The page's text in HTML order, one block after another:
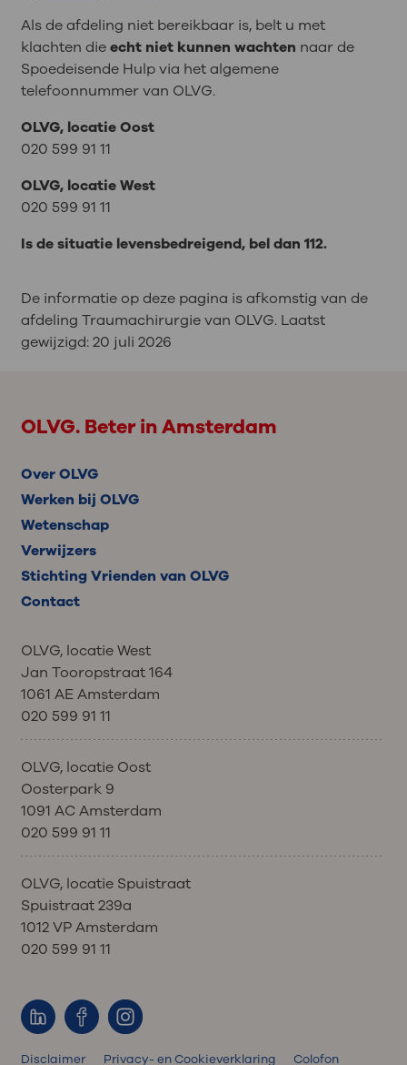
Als de afdeling niet bereikbaar is, belt u met
klachten dieecht niet kunnen wachten naar de
Spoedeisende Hulp via het algemene
telefoonnummer van OLVG.
OLVG, locatie Oost
020 599 91 11
OLVG, locatie West
020 599 91 11
Is de situatie levensbedreigend, bel dan 112.
De informatie op deze pagina is afkomstig van de
afdeling Traumachirurgie van OLVG. Laatst
gewijzigd:20 juli 2026
OLVG. Beter in Amsterdam
Over OLVG
Werken bij OLVG
Wetenschap
Verwijzers
Stichting Vrienden van OLVG
Contact
OLVG, locatie West
Jan Tooropstraat 164
1061 AE Amsterdam
020 599 91 11
OLVG, locatie Oost
Oosterpark 9
1091 AC Amsterdam
020 599 91 11
OLVG, locatie Spuistraat
Spuistraat 239a
1012 VP Amsterdam
020 599 91 11
Disclaimer Privacy- en Cookieverklaring Colofon